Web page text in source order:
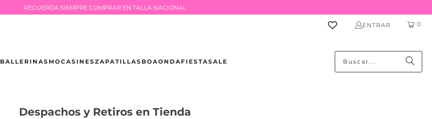
RECUERDA SIEMPRE COMPRAR EN TALLA NACIONAL
ENTRAR 0
BALLERINAS MOCASINESZAPATILLAS BOAONDA FIESTASALE
Despachos y Retiros en Tienda